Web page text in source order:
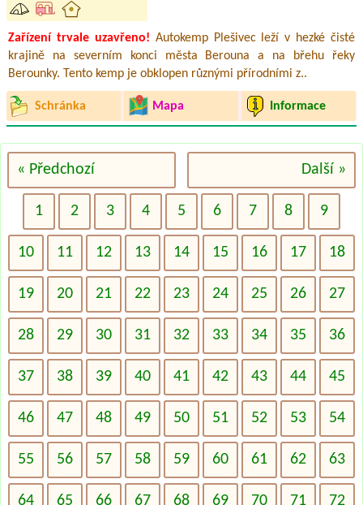
Zařízení trvale uzavřeno! Autokemp Plešivec leží v hezké čisté
krajině na severním konci města Berouna a na břehu řeky
Berounky. Tento kemp je obklopen různými přírodními z..
Schránka Mapa Informace
« Předchozí Další »
1 2 3 4 5 6 7 8 9
10 11 12 13 14 15 16 17 18
19 20 21 22 23 24 25 26 27
28 29 30 31 32 33 34 35 36
37 38 39 40 41 42 43 44 45
46 47 48 49 50 51 52 53 54
55 56 57 58 59 60 61 62 63
64 65 66 67 68 69 70 71 72